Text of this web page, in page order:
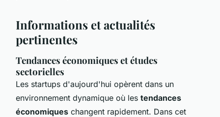
Informations et actualités
pertinentes
Tendances économiques et études
sectorielles
Les startups d'aujourd'hui opèrent dans un
environnement dynamique où les tendances
économiques changent rapidement. Dans cet